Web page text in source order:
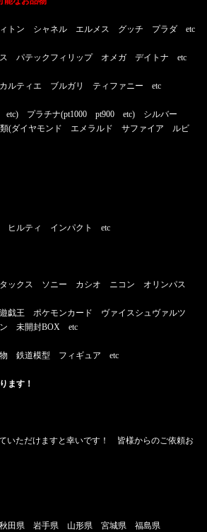
トン シャネル エルメス グッチ プラダ etc
パテックフィリップ オメガ デイトナ etc
ルティエ ブルガリ ティファニー etc
プラチナ(pt1000 pt900 etc) シルバー
(ダイヤモンド エメラルド サファイア ルビ
ルティ インパクト etc
ックス ソニー カシオ ニコン オリンパス
戯王 ポケモンカード ヴァイスシュヴァルツ
ン 未開封BOX etc
鉄道模型 フィギュア etc
ます！
いただけますと幸いです！ 皆様からのご依頼お
田県 岩手県 山形県 宮城県 福島県